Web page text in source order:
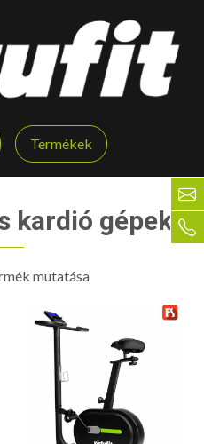
Termékek
kardió gépek
mutatása